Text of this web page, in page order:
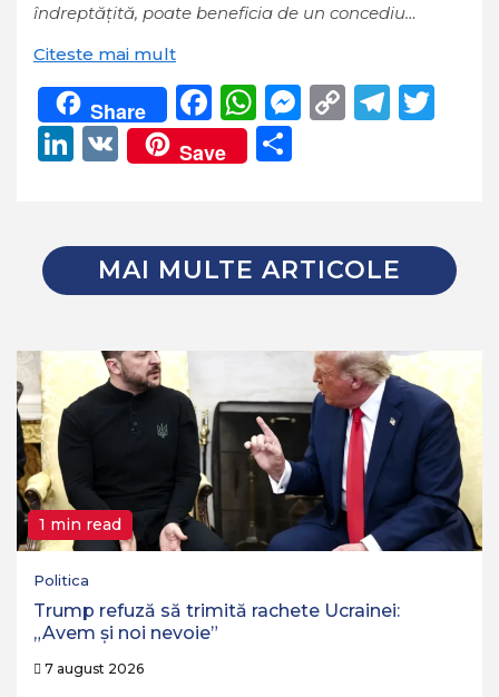
îndreptăţită, poate beneficia de un concediu…
Citeste mai mult
Share Facebook
WhatsApp
Messenger
Copy
LinkedIn
VK Save
MAI MULTE ARTICOLE
1 min read
Politica
Trump refuză să trimită rachete Ucrainei:
„Avem și noi nevoie”
7 august 2026